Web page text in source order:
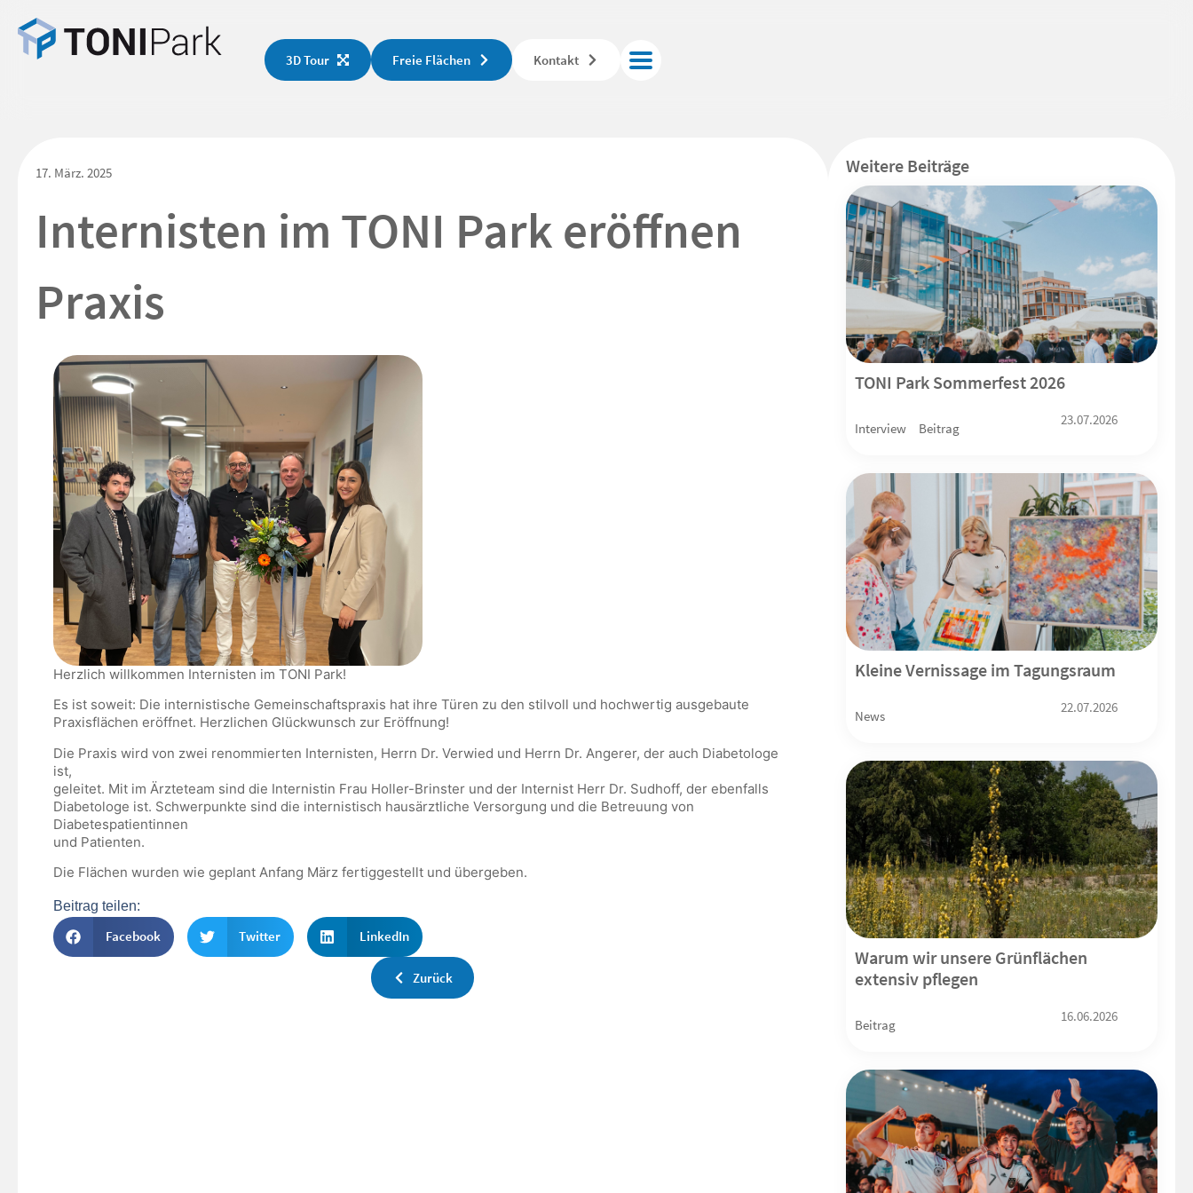
3D Tour Freie Flächen Kontakt
17. März. 2025
Internisten im TONI Park eröffnen
Praxis
Herzlich willkommen Internisten im TONI Park!
Es ist soweit: Die internistische Gemeinschaftspraxis hat ihre Türen zu den stilvoll und hochwertig ausgebaute
Praxisflächen eröffnet. Herzlichen Glückwunsch zur Eröffnung!
Die Praxis wird von zwei renommierten Internisten, Herrn Dr. Verwied und Herrn Dr. Angerer, der auch Diabetologe
ist,
geleitet. Mit im Ärzteteam sind die Internistin Frau Holler-Brinster und der Internist Herr Dr. Sudhoff, der ebenfalls
Diabetologe ist. Schwerpunkte sind die internistisch hausärztliche Versorgung und die Betreuung von
Diabetespatientinnen
und Patienten.
Die Flächen wurden wie geplant Anfang März fertiggestellt und übergeben.
Beitrag teilen:
Facebook Twitter LinkedIn
Zurück
Weitere Beiträge
TONI Park Sommerfest 2026
Interview Beitrag
23.07.2026
Kleine Vernissage im Tagungsraum
News
22.07.2026
Warum wir unsere Grünflächen
extensiv pflegen
Beitrag
16.06.2026